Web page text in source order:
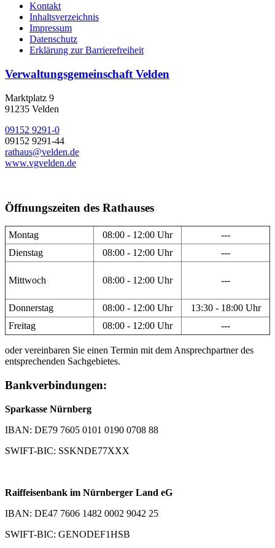
Kontakt
Inhaltsverzeichnis
Impressum
Datenschutz
Erklärung zur Barrierefreiheit
Verwaltungsgemeinschaft Velden
Marktplatz 9
91235 Velden
09152 9291-0
09152 9291-44
rathaus@velden.de
www.vgvelden.de
Öffnungszeiten des Rathauses
Montag 08:00 - 12:00 Uhr
---
Dienstag
08:00 - 12:00 Uhr ---
Mittwoch 08:00 - 12:00 Uhr ---
Donnerstag 08:00 - 12:00 Uhr
13:30 - 18:00 Uhr
Freitag
08:00 - 12:00 Uhr ---
oder vereinbaren Sie einen Termin mit dem Ansprechpartner des
entsprechenden Sachgebietes.
Bankverbindungen:
Sparkasse Nürnberg
IBAN: DE79 7605 0101 0190 0708 88
SWIFT-BIC: SSKNDE77XXX
Raiffeisenbank im Nürnberger Land eG
IBAN: DE47 7606 1482 0002 9042 25
SWIFT-BIC: GENODEF1HSB